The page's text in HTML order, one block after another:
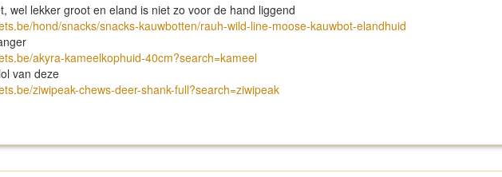
wel lekker groot en eland is niet zo voor de hand liggend
hond/snacks/snacks-kauwbotten/rauh-wild-line-moose-kauwbot-elandhuid
akyra-kameelkophuid-40cm?search=kameel
van deze
ziwipeak-chews-deer-shank-full?search=ziwipeak